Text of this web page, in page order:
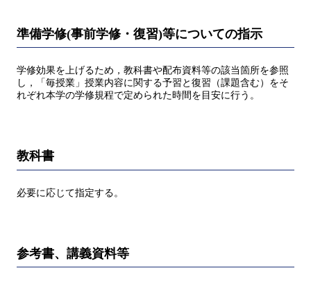
準備学修(事前学修・復習)等についての指示
学修効果を上げるため，教科書や配布資料等の該当箇所を参照
し，「毎授業」授業内容に関する予習と復習（課題含む）をそ
れぞれ本学の学修規程で定められた時間を目安に行う。
教科書
必要に応じて指定する。
参考書、講義資料等